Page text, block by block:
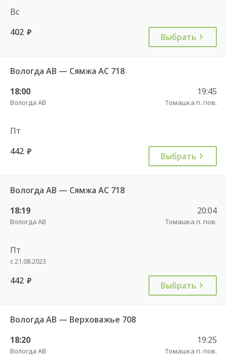
Вс
402 руб. Выбрать
Вологда АВ — Сямжа АС 718
18:00
Вологда АВ
19:45
Томашка п. пов.
Пт
442 руб. Выбрать
Вологда АВ — Сямжа АС 718
18:19
Вологда АВ
20:04
Томашка п. пов.
Пт
с 21.08.2023
442 руб. Выбрать
Вологда АВ — Верховажье 708
18:20
Вологда АВ
19:25
Томашка п. пов.